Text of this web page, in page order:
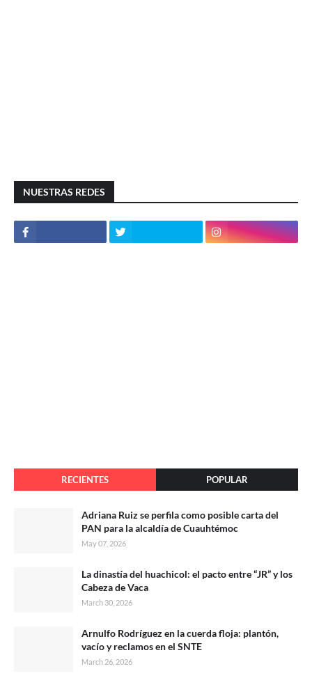
NUESTRAS REDES
RECIENTES POPULAR
Adriana Ruiz se perfila como posible carta del
PAN para la alcaldía de Cuauhtémoc
May 07, 2026
La dinastía del huachicol: el pacto entre “JR” y los
Cabeza de Vaca
March 30, 2026
Arnulfo Rodríguez en la cuerda floja: plantón,
vacío y reclamos en el SNTE
March 26, 2026